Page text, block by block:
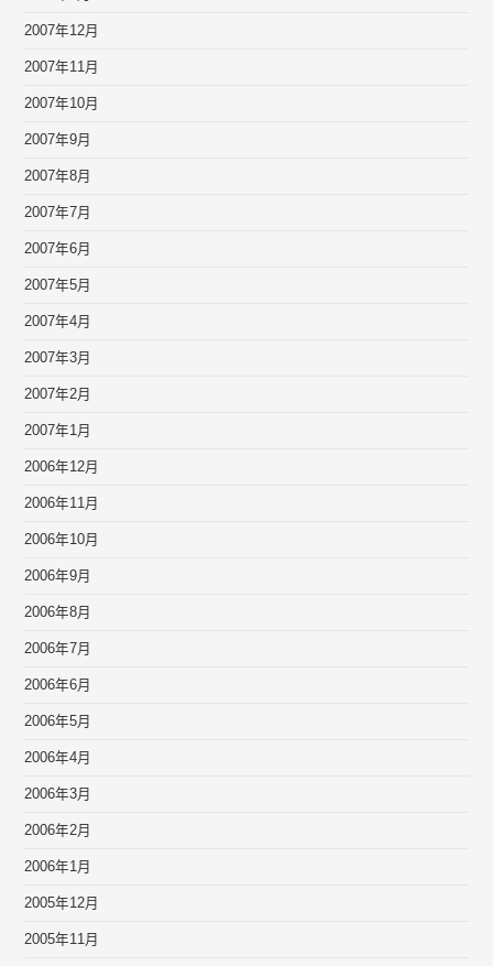
2007年12月
2007年11月
2007年10月
2007年9月
2007年8月
2007年7月
2007年6月
2007年5月
2007年4月
2007年3月
2007年2月
2007年1月
2006年12月
2006年11月
2006年10月
2006年9月
2006年8月
2006年7月
2006年6月
2006年5月
2006年4月
2006年3月
2006年2月
2006年1月
2005年12月
2005年11月